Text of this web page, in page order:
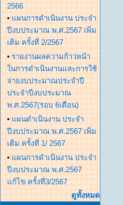
2566
• แผนการดำเนินงาน ประจำ
ปีงบประมาณ พ.ศ.2567 เพิ่ม
เติม ครั้งที่ 2/2567
• รายงานผลความก้าวหน้า
ในการดำเนินงานและการใช้
จ่ายงบประมาณประจำปี
ประจำปีงบประมาณ
พ.ศ.2567(รอบ 6เดือน)
• แผนดำเนินงาน ประจำ
ปีงบประมาณ พ.ศ.2567 เพิ่ม
เติม ครั้งที่ 1/ 2567
• แผนการดำเนินงาน ประจำ
ปีงบประมาณ พ.ศ.2567
แก้ไข ครั้งที่3/2567
ดูทั้งหมด